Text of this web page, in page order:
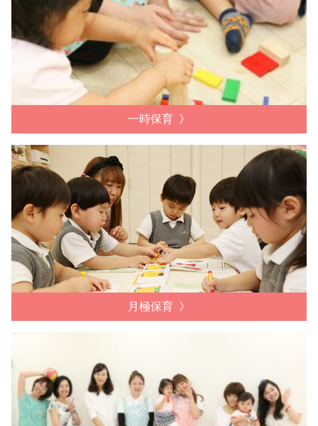
一時保育
月極保育